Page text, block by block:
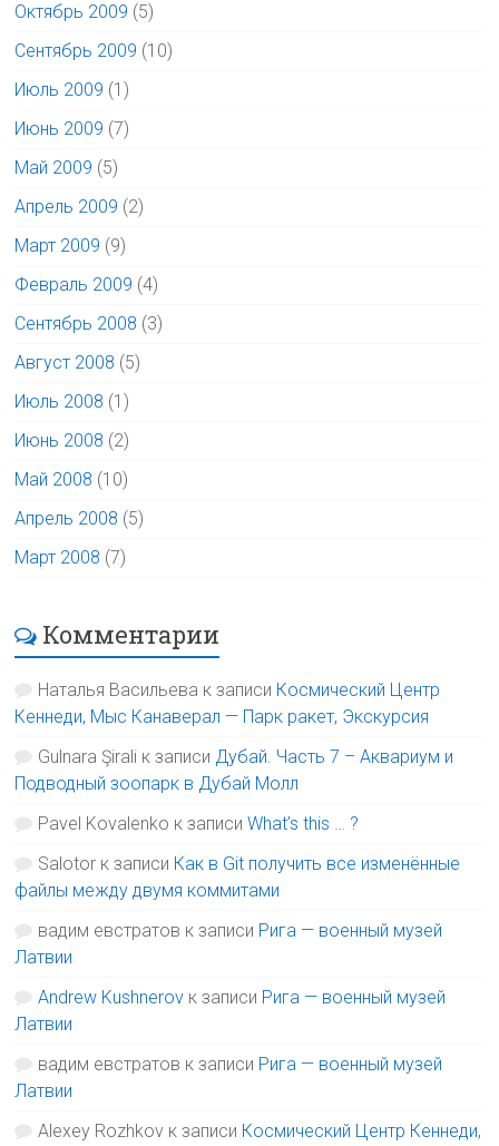
Октябрь 2009 (5)
Сентябрь 2009 (10)
Июль 2009 (1)
Июнь 2009 (7)
Май 2009 (5)
Апрель 2009 (2)
Март 2009 (9)
Февраль 2009 (4)
Сентябрь 2008 (3)
Август 2008 (5)
Июль 2008 (1)
Июнь 2008 (2)
Май 2008 (10)
Апрель 2008 (5)
Март 2008 (7)
Комментарии
Наталья Васильева к записи Космический Центр
Кеннеди, Мыс Канаверал — Парк ракет, Экскурсия
Gulnara Şirali к записи Дубай. Часть 7 – Аквариум и
Подводный зоопарк в Дубай Молл
Pavel Kovalenko к записиWhat’s this … ?
Salotor к записи Как в Git получить все изменённые
файлы между двумя коммитами
вадим евстратов к записи Рига — военный музей
Латвии
Andrew Kushnerov к записи Рига — военный музей
Латвии
вадим евстратов к записи Рига — военный музей
Латвии
Alexey Rozhkov к записи Космический Центр Кеннеди,